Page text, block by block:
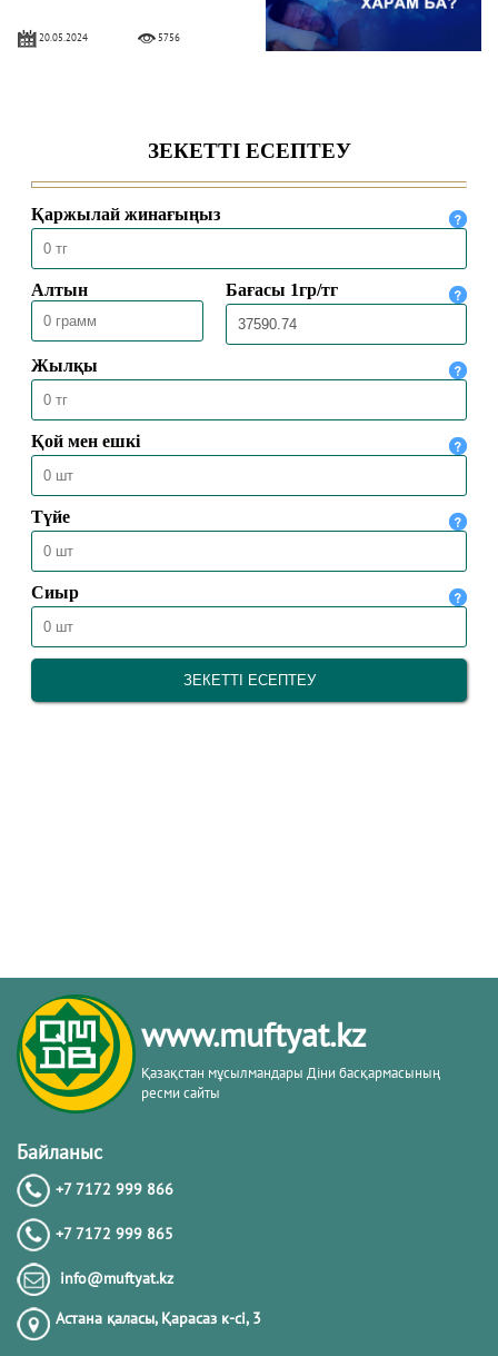
20.05.2024 5756
15.05.2024 34741
ҚҰРАН АЯТТАРЫ ЖАЗЫЛҒАН
ТҰМАРДЫ ТАҒУҒА БОЛА МА?
13.05.2024
www.muftyat.kz
Қазақстан мұсылмандары Діни басқармасының
ресми сайты
Байланыс
+7 7172 999 866
+7 7172 999 865
info@muftyat.kz
Астана қаласы, Қарасаз к-сi, 3